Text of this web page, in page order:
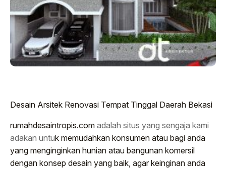
Desain Arsitek Renovasi Tempat Tinggal Daerah Bekasi
rumahdesaintropis.com adalah situs yang sengaja kami
adakan untuk memudahkan konsumen atau bagi anda
yang menginginkan hunian atau bangunan komersil
dengan konsep desain yang baik, agar keinginan anda